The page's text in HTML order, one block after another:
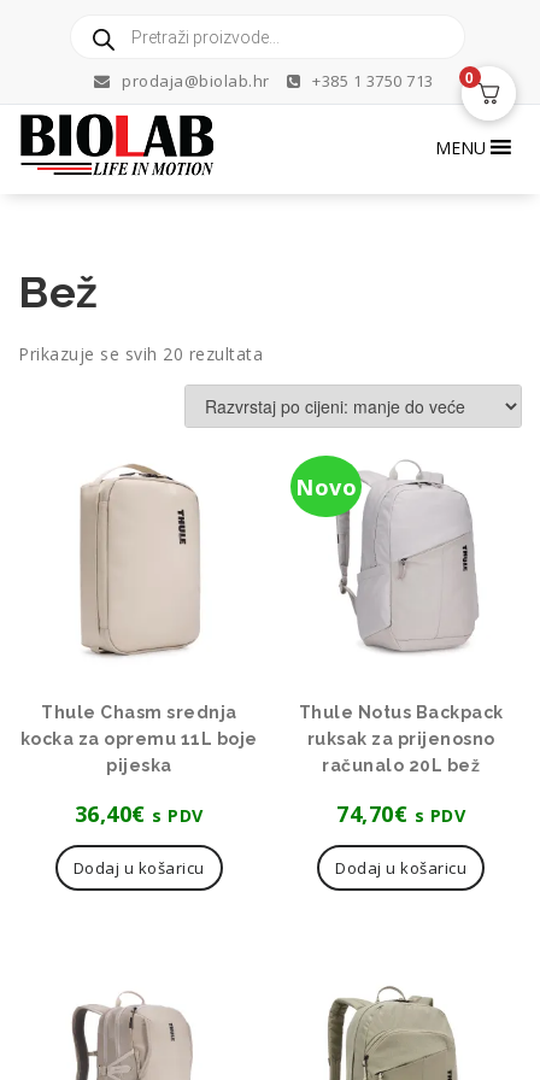
search
prodaja@biolab.hr +385 1 3750 713
MENU
Bež
Prikazuje se svih 20 rezultata
po
cijeni:
od
niske
visoke
Thule Chasm srednja
kocka za opremu 11L boje
pijeska
36,40€ s PDV
Dodaj u košaricu
Novo
Thule Notus Backpack
ruksak za prijenosno
računalo 20L bež
74,70€ s PDV
Dodaj u košaricu
0